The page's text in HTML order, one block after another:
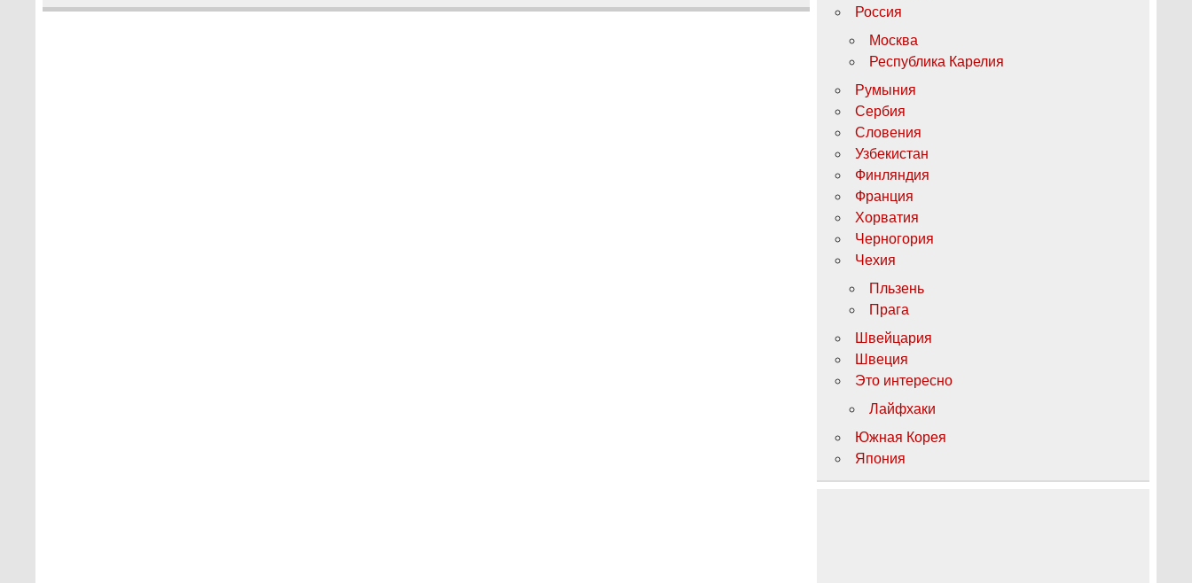
Россия
Москва
Республика Карелия
Румыния
Сербия
Словения
Узбекистан
Финляндия
Франция
Хорватия
Черногория
Чехия
Пльзень
Прага
Швейцария
Швеция
Это интересно
Лайфхаки
Южная Корея
Япония